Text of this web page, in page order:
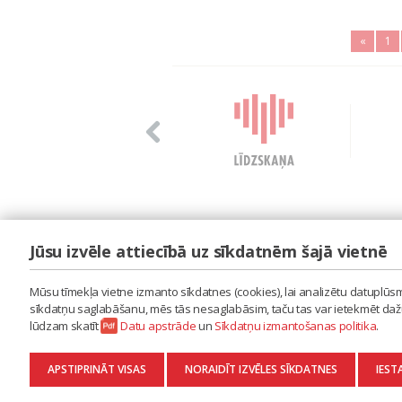
« 1
LAIPA
ES RADU MŪZIKU
AKTUALITĀTES
KONTAKTI
SĪKDATŅU IZMANTOŠANAS POLITIKA
DATU APSTRĀDE
Jūsu izvēle attiecībā uz sīkdatnēm šajā vietnē
Mūsu tīmekļa vietne izmanto sīkdatnes (cookies), lai analizētu
sīkdatņu saglabāšanu, mēs tās nesaglabāsim, taču tas var ietekmēt
lūdzam skatīt
Datu apstrādeun Sīkdatņu izmantošanas politika.
APSTIPRINĀT VISAS NORAIDĪT IZVĒLES SĪKDATNES